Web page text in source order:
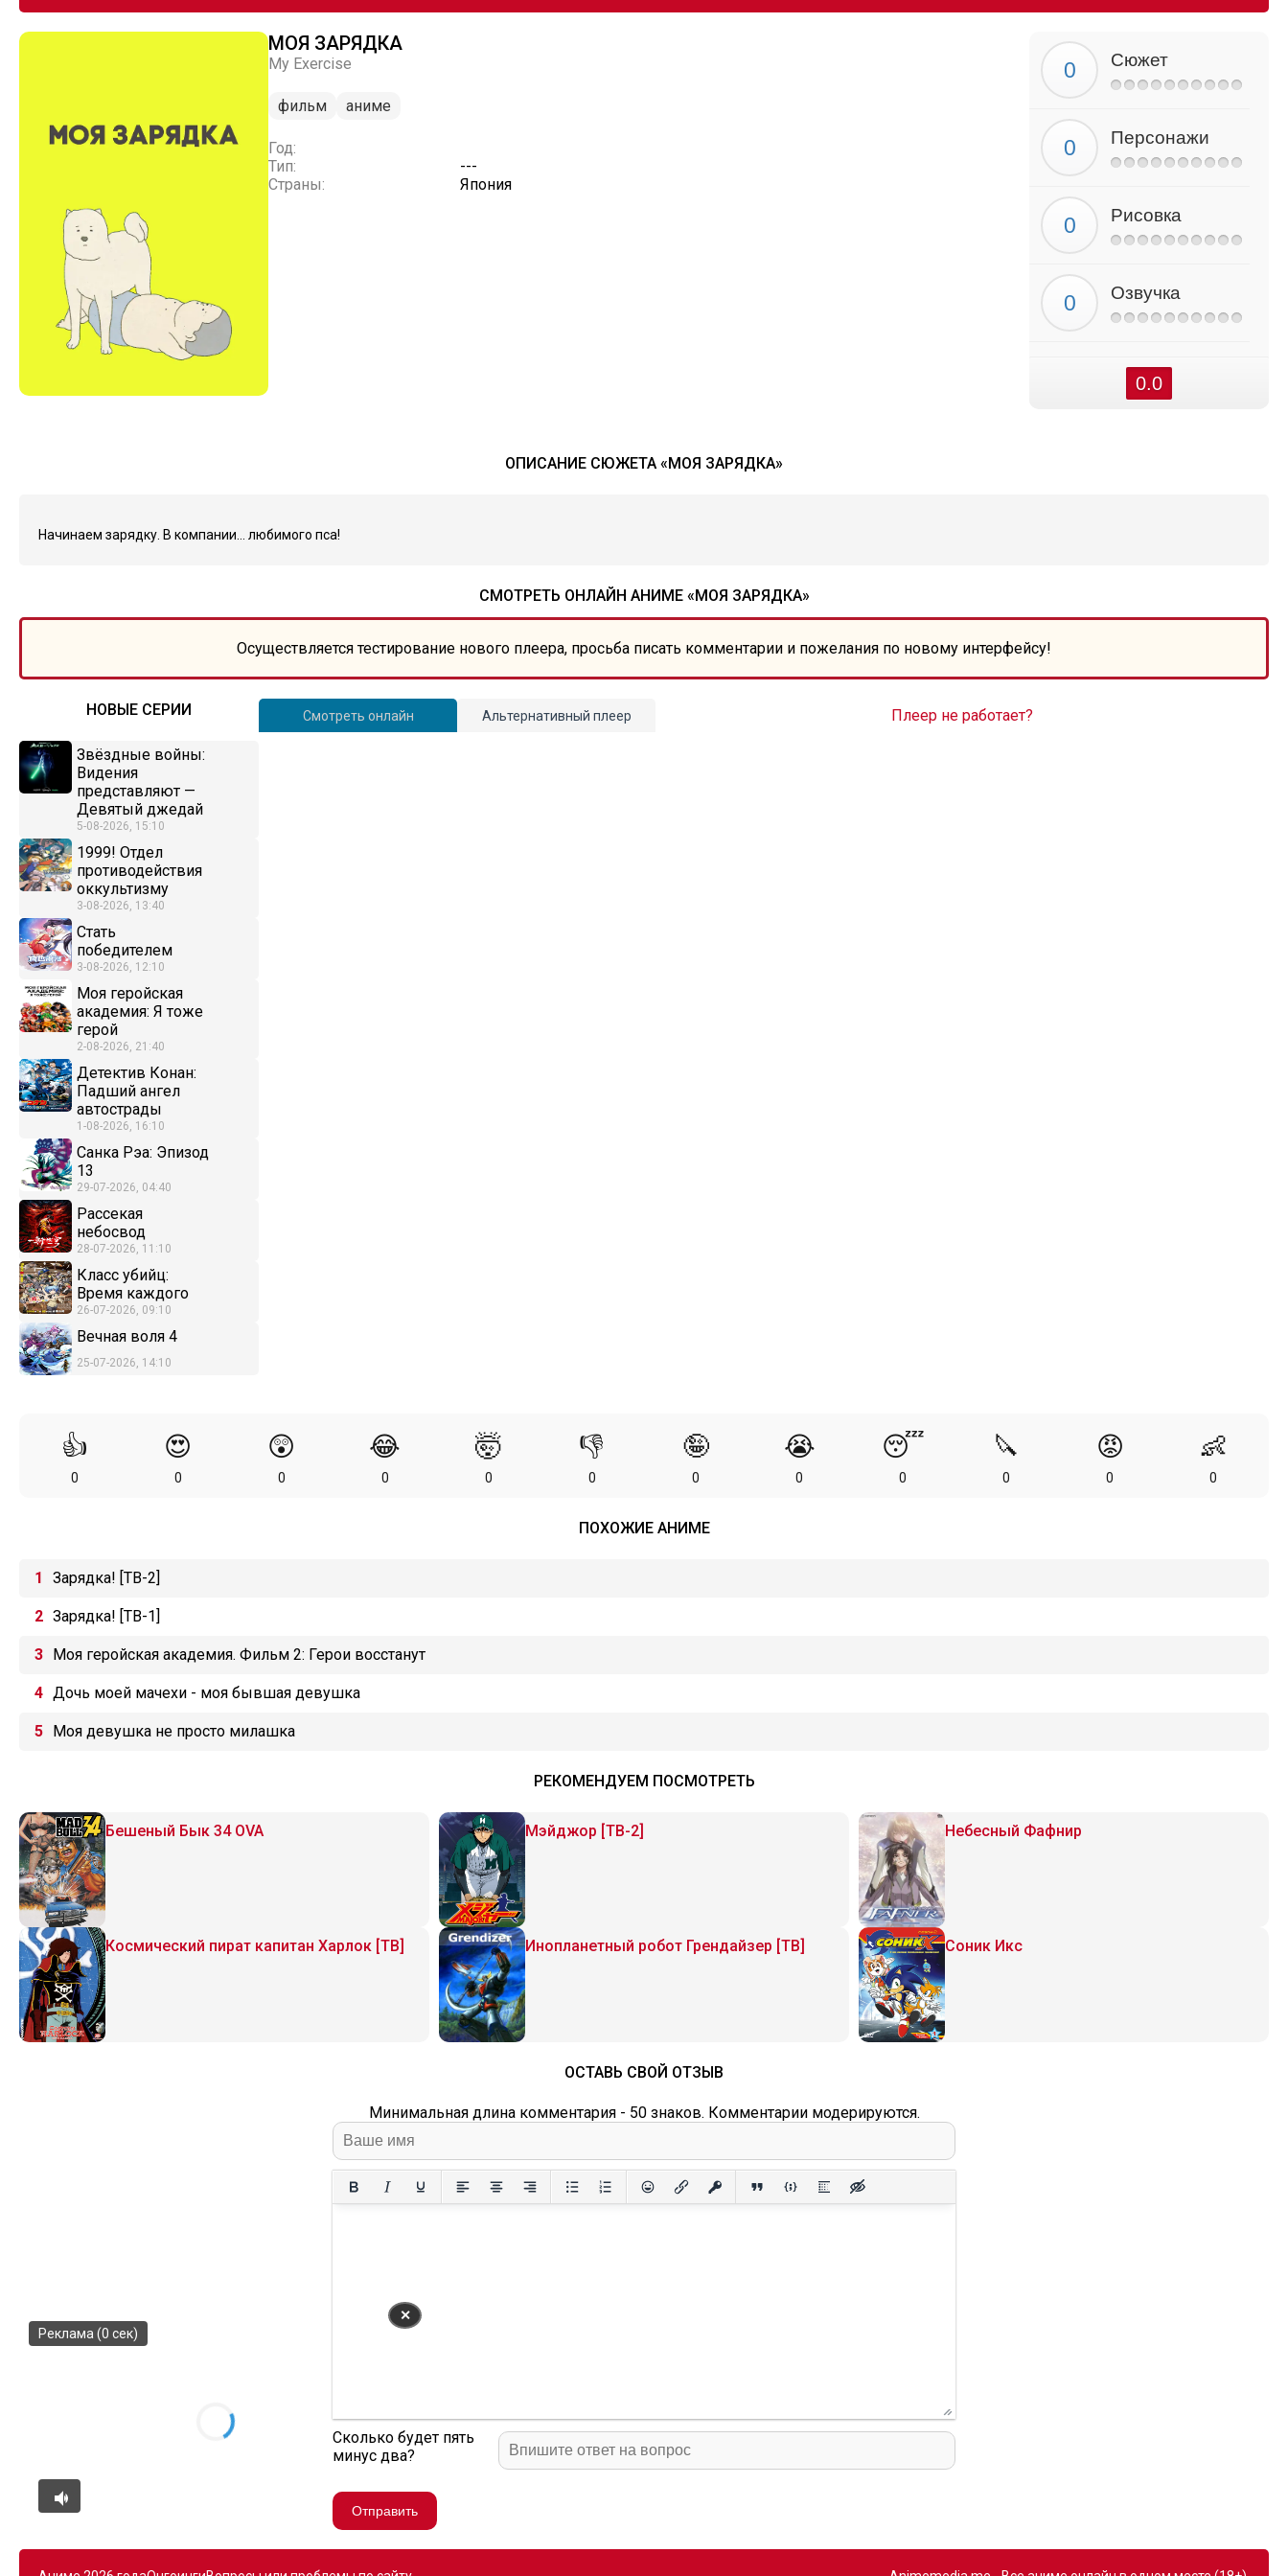
МОЯ ЗАРЯДКА
My Exercise
фильм аниме
Год:
Тип:
---
Страны:
Япония
Сюжет
Персонажи
Рисовка
Озвучка
0.0
ОПИСАНИЕ СЮЖЕТА «МОЯ ЗАРЯДКА»
Начинаем зарядку. В компании… любимого пса!
СМОТРЕТЬ ОНЛАЙН АНИМЕ «МОЯ ЗАРЯДКА»
Осуществляется тестирование нового плеера, просьба писать комментарии и пожелания по новому интерфейсу!
НОВЫЕ СЕРИИ
Звёздные войны:
Видения
представляют —
Девятый джедай
5-08-2026, 15:10
1999! Отдел
противодействия
оккультизму
3-08-2026, 13:40
Стать
победителем
3-08-2026, 12:10
Моя геройская
академия: Я тоже
герой
2-08-2026, 21:40
Детектив Конан:
Падший ангел
автострады
1-08-2026, 16:10
Санка Рэа: Эпизод
13
29-07-2026, 04:40
Рассекая
небосвод
28-07-2026, 11:10
Класс убийц:
Время каждого
26-07-2026, 09:10
Вечная воля 4
25-07-2026, 14:10
Смотреть онлайн Альтернативный плеер Плеер не работает?
👍
0
😍
0
😲
0
😂
0
🤯
0
👎
0
🤪
0
😭
0
😴
0
🔪
0
😡
0
👶
0
ПОХОЖИЕ АНИМЕ
Зарядка! [ТВ-2]
Зарядка! [ТВ-1]
Моя геройская академия. Фильм 2: Герои восстанут
Дочь моей мачехи - моя бывшая девушка
Моя девушка не просто милашка
РЕКОМЕНДУЕМ ПОСМОТРЕТЬ
Бешеный Бык 34 OVA Мэйджор [ТВ-2] Небесный Фафнир
Космический пират капитан Харлок [ТВ] Инопланетный робот Грендайзер [ТВ] Соник Икс
ОСТАВЬ СВОЙ ОТЗЫВ
Минимальная длина комментария - 50 знаков. Комментарии модерируются.
Сколько будет пять
минус два?
Отправить
✕
Реклама (0 сек)